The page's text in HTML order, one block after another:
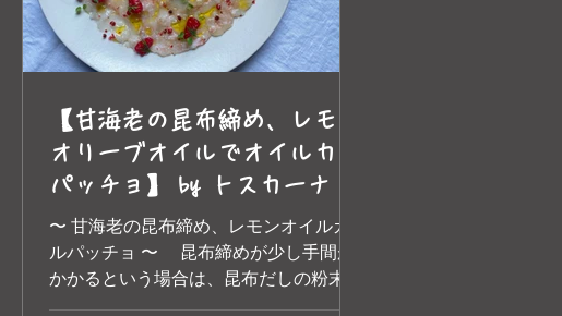
【甘海老の昆布締め、レモン
オリーブオイルでオイルカル
パッチョ】 by トスカーナ エ
トスカーナの美味しいオリー
ブオイル
〜 甘海老の昆布締め、レモンオイルカ
ルパッチョ 〜 昆布締めが少し手間が
かかるという場合は、昆布だしの粉末を
海老に振りかけて10分ほど冷蔵庫で寝か